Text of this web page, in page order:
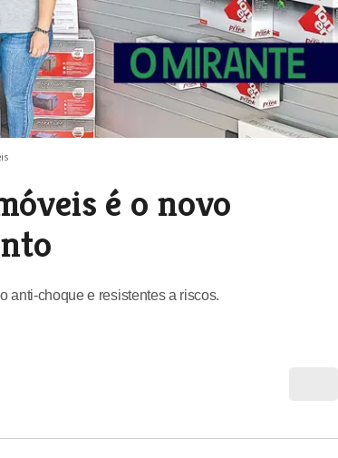
é o novo
anti-choque e resistentes a riscos.